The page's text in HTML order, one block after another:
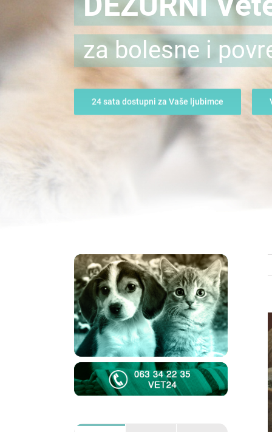
za bolesne i
24 sata dostupni za Vaše ljubimce